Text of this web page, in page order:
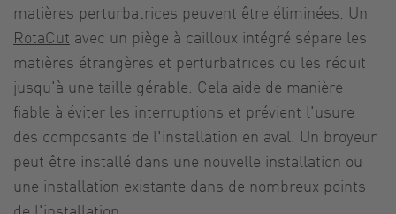
matières perturbatrices peuvent être éliminées. Un
RotaCut avec un piège à cailloux intégré sépare les
matières étrangères et perturbatrices ou les réduit
jusqu'à une taille gérable. Cela aide de manière
fiable à éviter les interruptions et prévient l'usure
des composants de l'installation en aval. Un broyeur
peut être installé dans une nouvelle installation ou
une installation existante dans de nombreux points
de l'installation..